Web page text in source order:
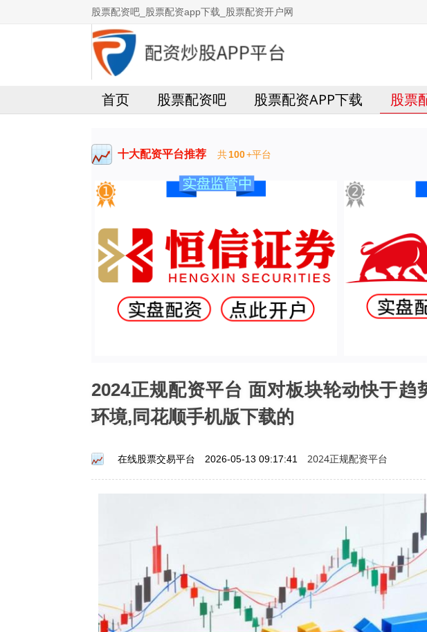
股票配资吧_股票配资app下载_股票配资开户网
首页 股票配资吧 股票配资APP下载 股票
十大配资平台推荐 共100+平台
2024正规配资平台 面对板块轮动快于趋
环境,同花顺手机版下载的
在线股票交易平台 2026-05-13 09:17:41 2024正规配资平台